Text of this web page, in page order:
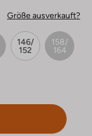
Größe ausverkauft?
146/
152
158/
164